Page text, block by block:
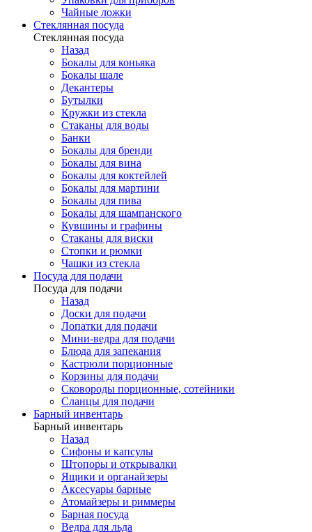
Чайные ложки
Стеклянная посуда
Стеклянная посуда
Назад
Бокалы для коньяка
Бокалы шале
Декантеры
Бутылки
Кружки из стекла
Стаканы для воды
Банки
Бокалы для бренди
Бокалы для вина
Бокалы для коктейлей
Бокалы для мартини
Бокалы для пива
Бокалы для шампанского
Кувшины и графины
Стаканы для виски
Стопки и рюмки
Чашки из стекла
Посуда для подачи
Посуда для подачи
Назад
Доски для подачи
Лопатки для подачи
Мини-ведра для подачи
Блюда для запекания
Кастрюли порционные
Корзины для подачи
Сковороды порционные, сотейники
Сланцы для подачи
Барный инвентарь
Барный инвентарь
Назад
Сифоны и капсулы
Штопоры и открывалки
Ящики и органайзеры
Аксесуары барные
Атомайзеры и риммеры
Барная посуда
Ведра для льда